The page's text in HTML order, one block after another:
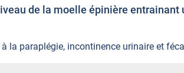
de la moelle épinière entrainant
paraplégie, incontinence urinaire et